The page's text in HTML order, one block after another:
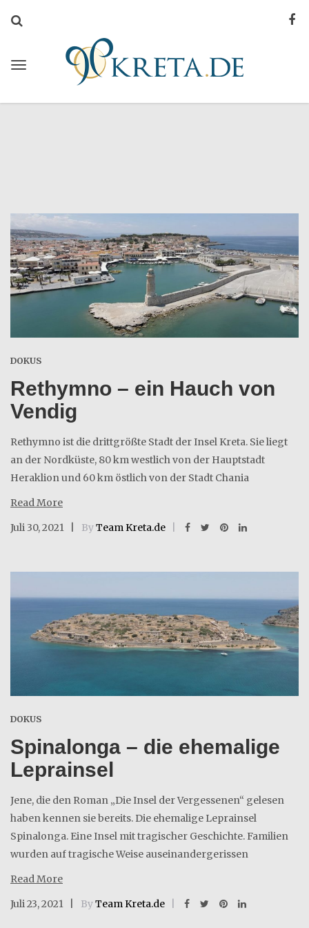
DOKUS
Rethymno – ein Hauch von
Vendig
Rethymno ist die drittgrößte Stadt der Insel Kreta. Sie liegt
an der Nordküste, 80 km westlich von der Hauptstadt
Heraklion und 60 km östlich von der Stadt Chania
Read More
Juli 30, 2021
ByTeam Kreta.de
DOKUS
Spinalonga – die ehemalige
Leprainsel
Jene, die den Roman „Die Insel der Vergessenen“ gelesen
haben kennen sie bereits. Die ehemalige Leprainsel
Spinalonga. Eine Insel mit tragischer Geschichte. Familien
wurden auf tragische Weise auseinandergerissen
Read More
Juli 23, 2021
ByTeam Kreta.de